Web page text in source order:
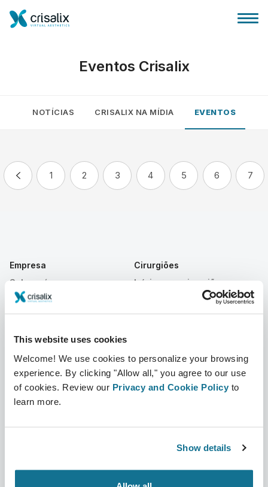
This website uses cookies
Welcome! We use cookies to personalize your browsing
experience. By clicking "Allow all," you agree to our use
of cookies. Review our Privacy and Cookie Policy to
learn more.
Show details
Planos
Eventos Crisalix
NOTÍCIAS CRISALIX NA MÍDIA EVENTOS
1 2 3 4 5 6 7
Empresa
Sobre nós
Notícias
Publicações
Eventos
Cirurgiões
Início para cirurgiões
Gestor de negócios 3D
Avaliações dos pacientes
Início para pacientes
Contato